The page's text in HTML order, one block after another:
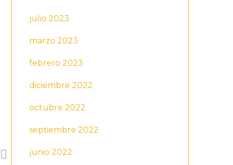
julio 2023
marzo 2023
febrero 2023
diciembre 2022
octubre 2022
septiembre 2022
junio 2022